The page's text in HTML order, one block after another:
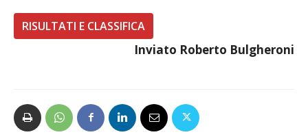
RISULTATI E CLASSIFICA
Inviato Roberto Bulgheroni